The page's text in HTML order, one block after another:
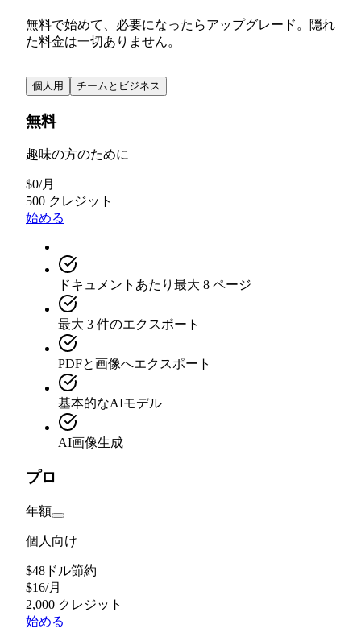
無料で始めて、必要になったらアップグレード。隠れ
た料金は一切ありません。
個人用 チームとビジネス
無料
趣味の方のために
$0/月
500 クレジット
始める
ドキュメントあたり最大 8 ページ
最大 3 件のエクスポート
PDFと画像へエクスポート
基本的なAIモデル
AI画像生成
プロ
年額
個人向け
$48ドル節約
$16/月
2,000 クレジット
始める